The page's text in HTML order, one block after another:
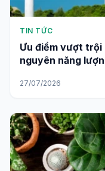
TIN TỨC
Ưu điểm vượt
nguyên năng
27/07/2026